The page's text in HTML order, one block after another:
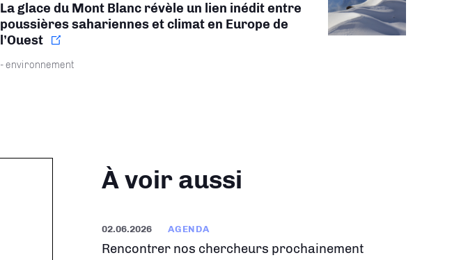
La glace du Mont Blanc révèle un lien inédit entre
poussières sahariennes et climat en Europe de
l’Ouest
- environnement
À voir aussi
02.06.2026 AGENDA
Rencontrer nos chercheurs prochainement